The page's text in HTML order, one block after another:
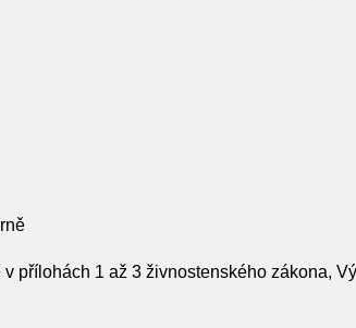
přílohách 1 až 3 živnostenského zákona,